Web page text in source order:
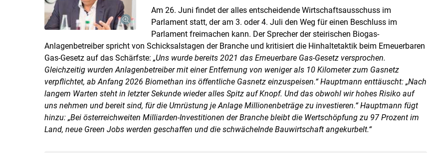
Am 26. Juni findet der alles entscheidende Wirtschaftsausschuss im
Parlament statt, der am 3. oder 4. Juli den Weg für einen Beschluss im
Parlament freimachen kann. Der Sprecher der steirischen Biogas-
Anlagenbetreiber spricht von Schicksalstagen der Branche und kritisiert die Hinhaltetaktik beim Erneuerbaren
Gas-Gesetz auf das Schärfste: „Uns wurde bereits 2021 das Erneuerbare Gas-Gesetz versprochen.
Gleichzeitig wurden Anlagenbetreiber mit einer Entfernung von weniger als 10 Kilometer zum Gasnetz
verpflichtet, ab Anfang 2026 Biomethan ins öffentliche Gasnetz einzuspeisen.“ Hauptmann enttäuscht: „Nach
langem Warten steht in letzter Sekunde wieder alles Spitz auf Knopf. Und das obwohl wir hohes Risiko auf
uns nehmen und bereit sind, für die Umrüstung je Anlage Millionenbeträge zu investieren.“ Hauptmann fügt
hinzu: „Bei österreichweiten Milliarden-Investitionen der Branche bleibt die Wertschöpfung zu 97 Prozent im
Land, neue Green Jobs werden geschaffen und die schwächelnde Bauwirtschaft angekurbelt.“